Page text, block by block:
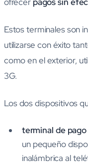
Estos terminales son
utilizarse con éxito
como en el exterior,
3G.
Los dos dispositivos
terminal de
un pequeño
inalámbrica al